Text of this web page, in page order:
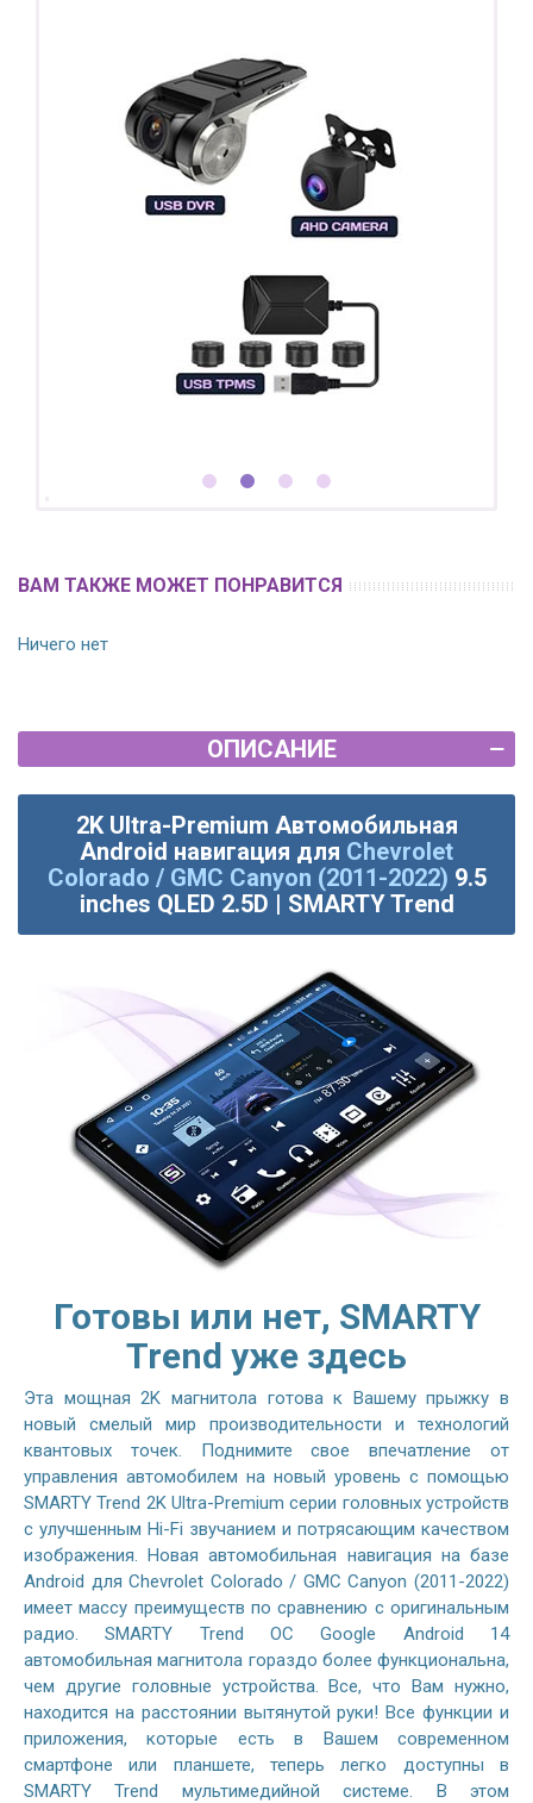
ВАМ ТАКЖЕ МОЖЕТ ПОНРАВИТСЯ
Ничего нет
ОПИСАНИЕ
2K Ultra-Premium Автомобильная
Android навигация для Chevrolet
Colorado / GMC Canyon (2011-2022) 9.5
inches QLED 2.5D | SMARTY Trend
Готовы или нет, SMARTY
Trend уже здесь
Эта мощная 2K магнитола готова к Вашему прыжку в
новый смелый мир производительности и технологий
квантовых точек. Поднимите свое впечатление от
управления автомобилем на новый уровень с помощью
SMARTY Trend 2K Ultra-Premium серии головных устройств
с улучшенным Hi-Fi звучанием и потрясающим качеством
изображения. Новая автомобильная навигация на базе
Android для Chevrolet Colorado / GMC Canyon (2011-2022)
имеет массу преимуществ по сравнению с оригинальным
радио. SMARTY Trend ОС Google Android 14
автомобильная магнитола гораздо более функциональна,
чем другие головные устройства. Все, что Вам нужно,
находится на расстоянии вытянутой руки! Все функции и
приложения, которые есть в Вашем современном
смартфоне или планшете, теперь легко доступны в
SMARTY Trend мультимедийной системе. В этом